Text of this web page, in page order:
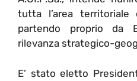
tutta l’area territoriale
partendo proprio da
rilevanza strategico-
E’ stato eletto